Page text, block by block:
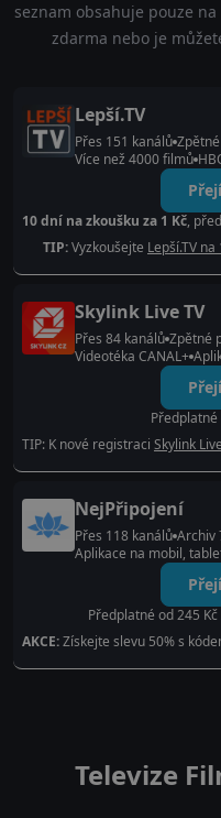
seznam obsahuje pouze
zdarma nebo je
Lepší.TV
Přes 151 kanálů
Více než 4000 filmů
10 dní na zkoušku za 1 Kč,
TIP:Vyzkoušejte Lepší.TV
Skylink Live TV
Přes 84 kanálů Zpětné
Videotéka CANAL+
Předplatné
TIP: K nové registraci Skylink
NejPřipojení
Přes 118 kanálů Archiv
Aplikace na mobil,
Předplatné od 245
AKCE:Získejte slevu 50% s
Televize